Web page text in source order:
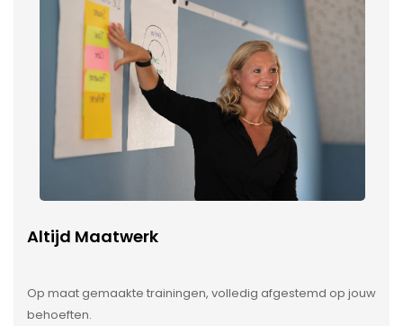
Altijd Maatwerk
Op maat gemaakte trainingen, volledig afgestemd op jouw
behoeften.